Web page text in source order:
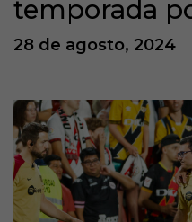
temporada
28 de agosto, 2024